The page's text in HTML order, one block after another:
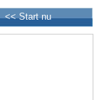
<< Start nu